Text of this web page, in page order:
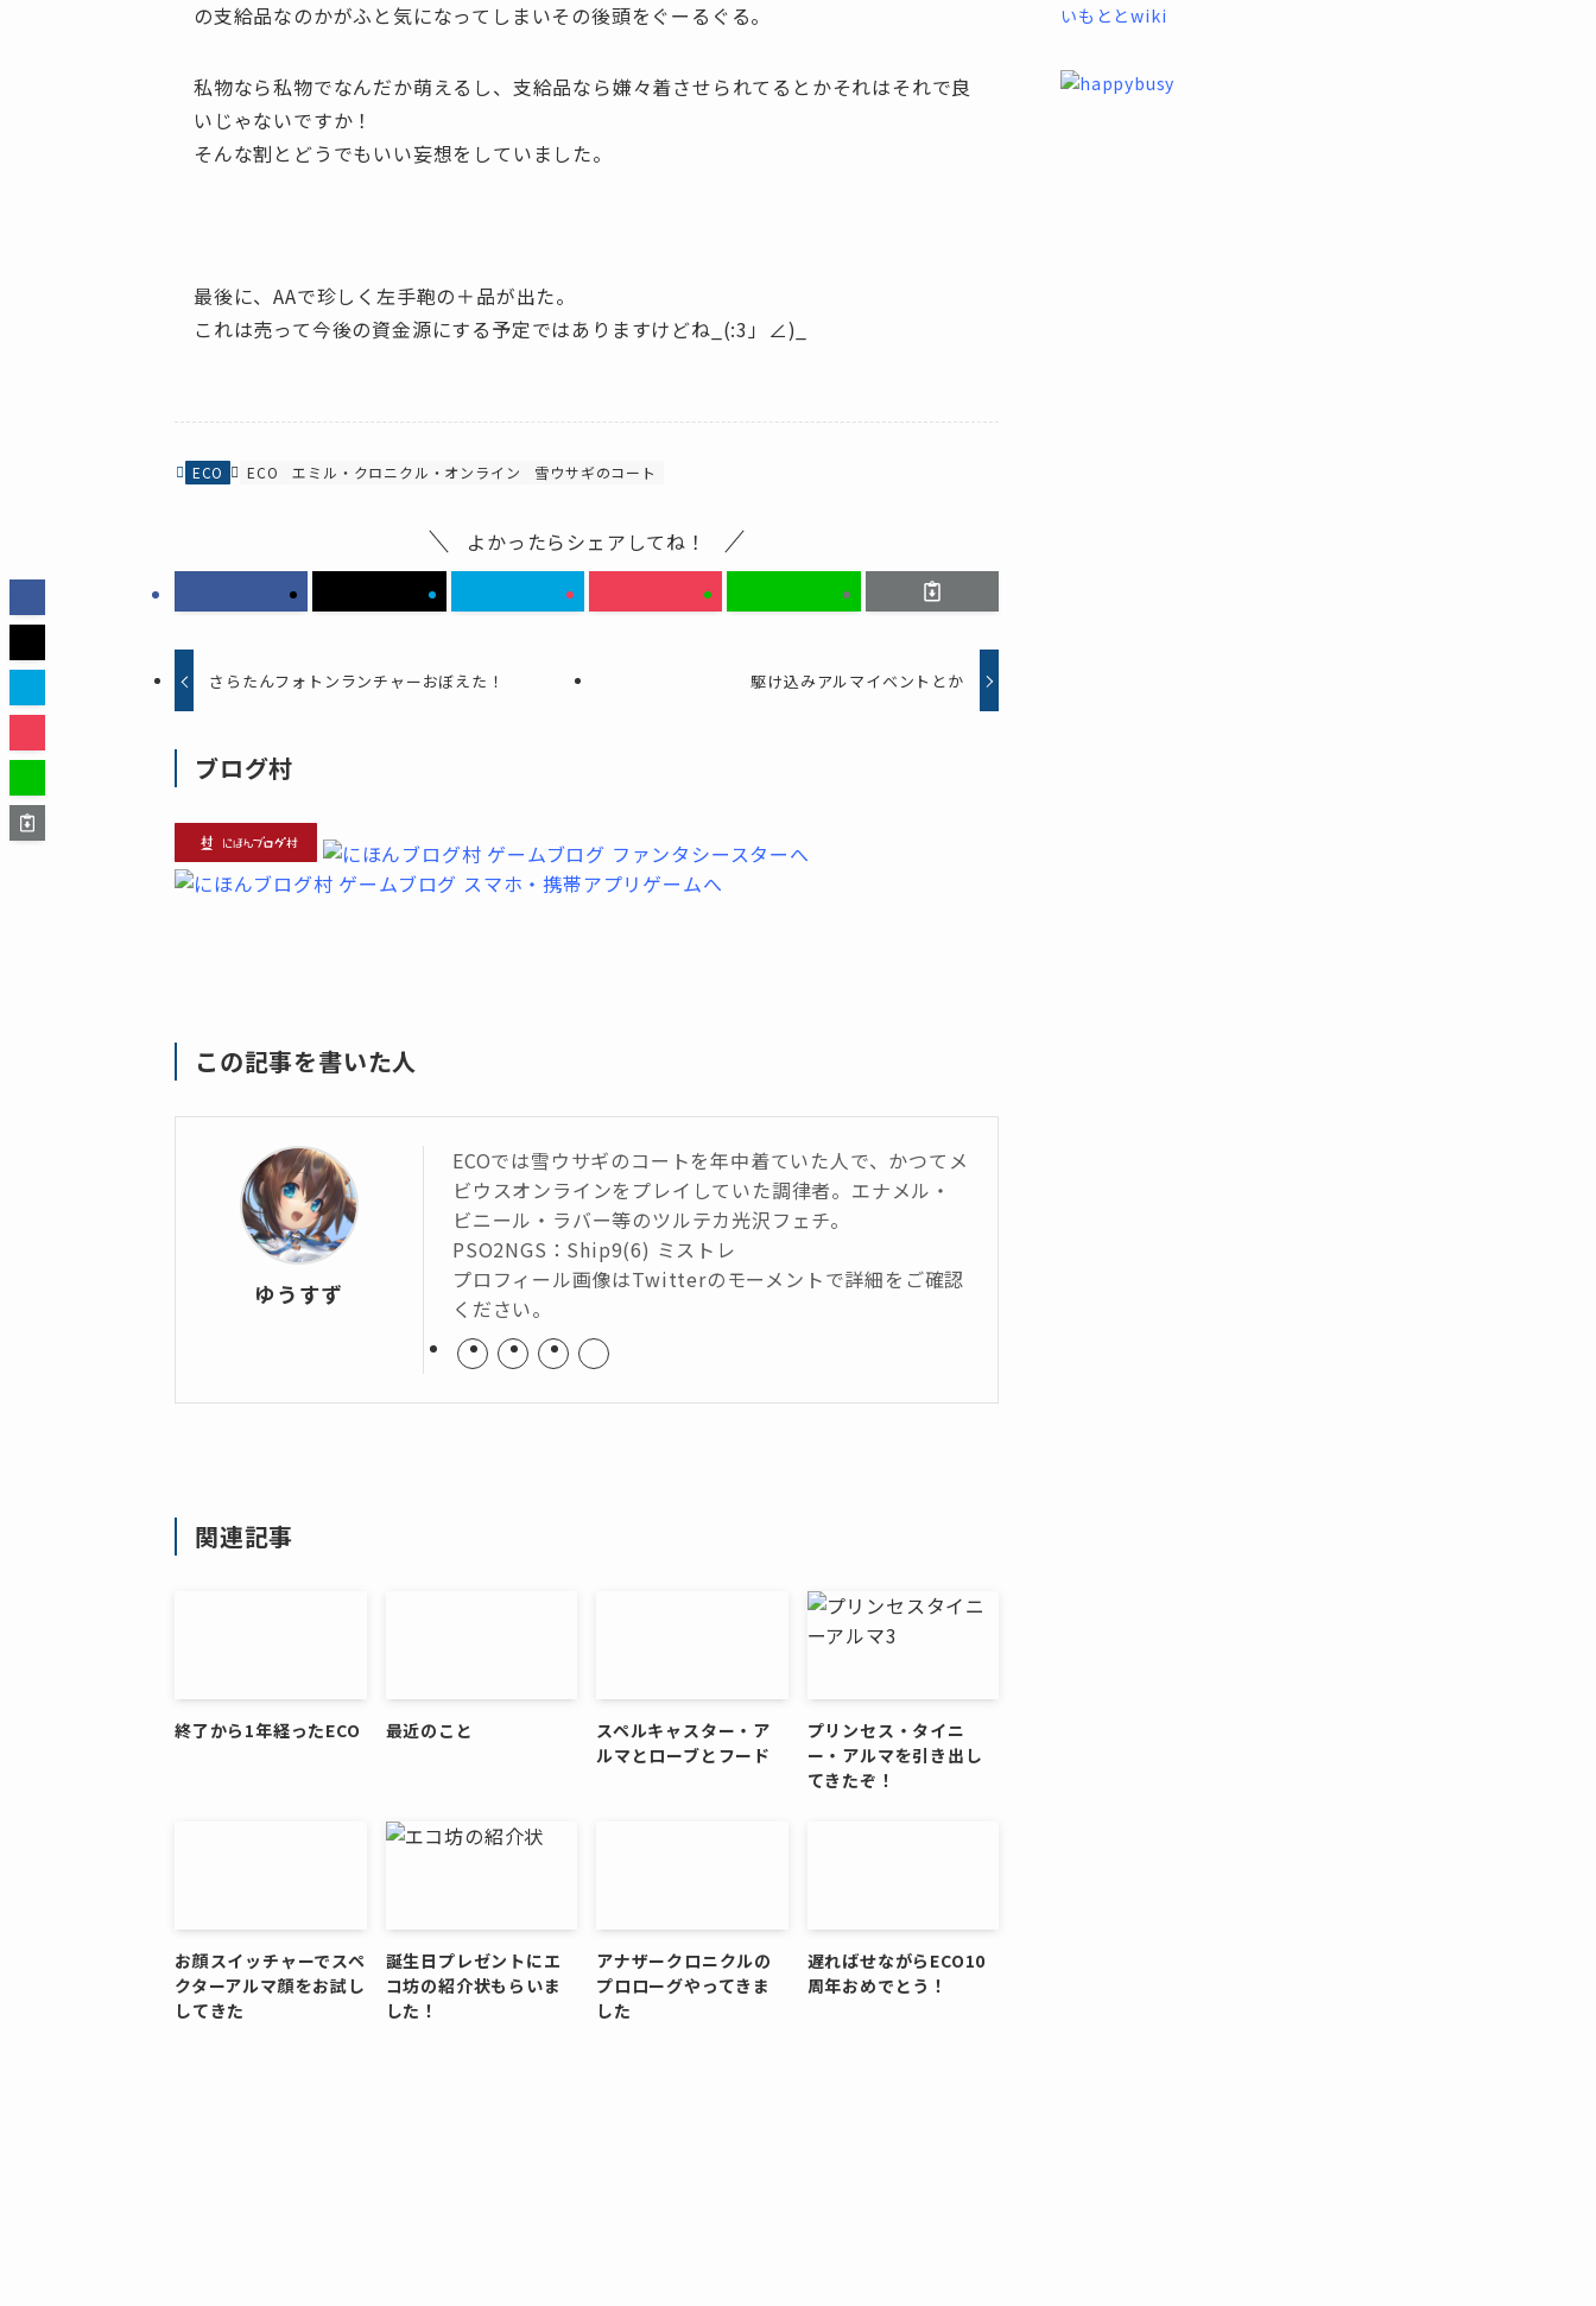
の支給品なのかがふと気になってしまいその後頭をぐーるぐる。
私物なら私物でなんだか萌えるし、支給品なら嫌々着させられてるとかそれはそれで良
いじゃないですか！
そんな割とどうでもいい妄想をしていました。
最後に、AAで珍しく左手鞄の＋品が出た。
これは売って今後の資金源にする予定ではありますけどね_(:3」∠)_
ECO ECO エミル・クロニクル・オンライン 雪ウサギのコート
よかったらシェアしてね！
さらたんフォトンランチャーおぼえた！ 駆け込みアルマイベントとか
ブログ村
この記事を書いた人
ゆうすず
ECOでは雪ウサギのコートを年中着ていた人で、かつてメ
ビウスオンラインをプレイしていた調律者。エナメル・
ビニール・ラバー等のツルテカ光沢フェチ。
PSO2NGS：Ship9(6) ミストレ
プロフィール画像はTwitterのモーメントで詳細をご確認
ください。
関連記事
終了から1年経ったECO 最近のこと
スペルキャスター・ア
ルマとローブとフード
プリンセス・タイニ
ー・アルマを引き出し
てきたぞ！
お顔スイッチャーでスペ
クターアルマ顔をお試し
してきた
誕生日プレゼントにエ
コ坊の紹介状もらいま
した！
アナザークロニクルの
プロローグやってきま
した
遅ればせながらECO10
周年おめでとう！
いもととwiki